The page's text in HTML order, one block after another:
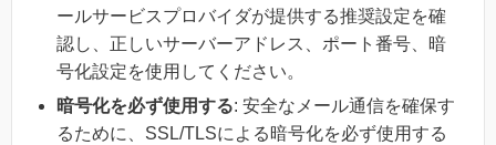
ールサービスプロバイダが提供する推奨設定を確
認し、正しいサーバーアドレス、ポート番号、暗
号化設定を使用してください。
暗号化を必ず使用する: 安全なメール通信を確保す
るために、SSL/TLSによる暗号化を必ず使用する